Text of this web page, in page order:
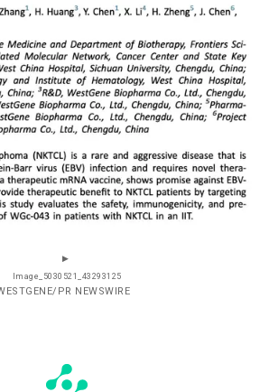
Image_5030521_43293125
PR NEWSWIRE